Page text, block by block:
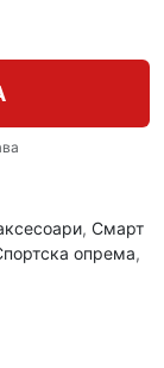
, Смарт
опрема,